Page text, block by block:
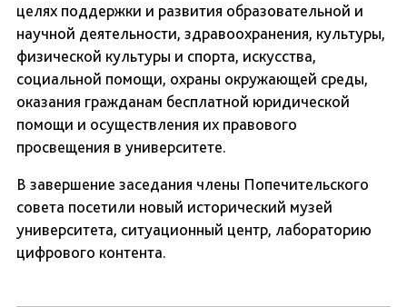
целях поддержки и развития образовательной и
научной деятельности, здравоохранения, культуры,
физической культуры и спорта, искусства,
социальной помощи, охраны окружающей среды,
оказания гражданам бесплатной юридической
помощи и осуществления их правового
просвещения в университете.
В завершение заседания члены Попечительского
совета посетили новый исторический музей
университета, ситуационный центр, лабораторию
цифрового контента.